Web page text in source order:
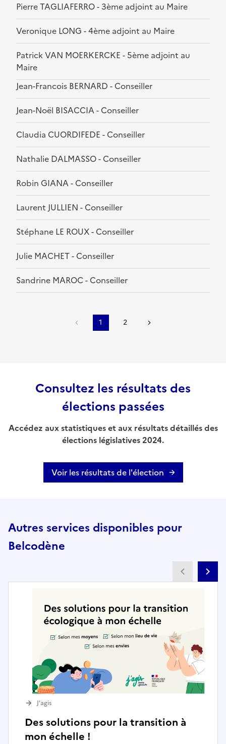
Pierre TAGLIAFERRO - 3ème adjoint au Maire
Veronique LONG - 4ème adjoint au Maire
Patrick VAN MOERKERCKE - 5ème adjoint au
Maire
Jean-Francois BERNARD - Conseiller
Jean-Noël BISACCIA - Conseiller
Claudia CUORDIFEDE - Conseiller
Nathalie DALMASSO - Conseiller
Robin GIANA - Conseiller
Laurent JULLIEN - Conseiller
Stéphane LE ROUX - Conseiller
Julie MACHET - Conseiller
Sandrine MAROC - Conseiller
1 2
Consultez les résultats des
élections passées
Accédez aux statistiques et aux résultats détaillés des
élections législatives 2024.
Voir les résultats de l'élection
Autres services disponibles pour
Belcodène
Des solutions pour la transition à
mon échelle !
J’agis